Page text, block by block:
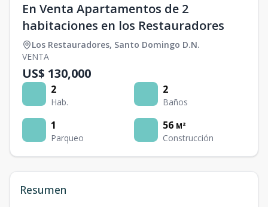
En Venta Apartamentos de 2
habitaciones en los Restauradores
Los Restauradores, Santo Domingo D.N.
VENTA
US$ 130,000
2
Hab.
2
Baños
1
Parqueo
56 M²
Construcción
Resumen